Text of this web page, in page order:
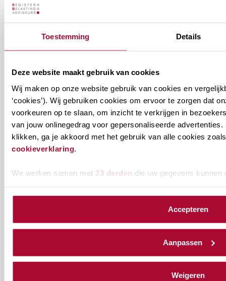
Toestemming Details
Deze website maakt gebruik van cookies
Wij maken op onze website gebruik van cookies en
‘cookies’). Wij gebruiken cookies om ervoor te zorgen dat
voorkeuren op te slaan, om inzicht te verkrijgen in
van jouw onlinegedrag voor gepersonaliseerde advertenties.
klikken, ga je akkoord met het gebruik van alle cookies
cookieverklaring
We werken samen met 23 derden die uw gegevens kunnen
Accepteren
Aanpassen
Weigeren
Ontvang informatie over de
vereniging en/of ons
Ontvang informatie m.b.t. de vereniging en/of
ons onderwijsaanbod? Schrijf je in! Ben je al lid
van het RB? Geef dan in je profiel op Mijn RB
aan welke nieuwsbrieven je wil ontvangen.
nieuwsbrieven
ontvangen?